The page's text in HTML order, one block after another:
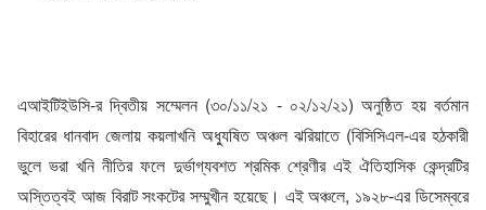
এআইটিইউসি-র দ্বিতীয় সম্মেলন (৩০/১১/২১ - ০২/১২/২১) অনুষ্ঠিত হয় বর্তমান
বিহারের ধানবাদ জেলায় কয়লাখনি অধ্যুষিত অঞ্চল ঝরিয়াতে (বিসিসিএল-এর হঠকারী
ভুলে ভরা খনি নীতির ফলে দুর্ভাগ্যবশত শ্রমিক শ্রেণীর এই ঐতিহাসিক কেন্দ্রটির
অস্তিত্বই আজ বিরাট সংকটের সম্মুখীন হয়েছে। এই অঞ্চলে, ১৯২৮-এর ডিসেম্বরে